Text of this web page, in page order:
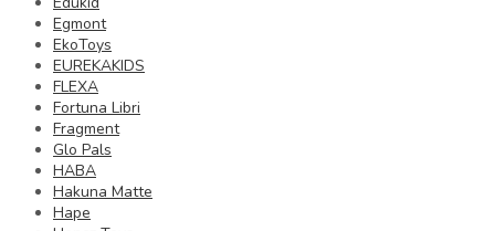
Egmont
EkoToys
EUREKAKIDS
FLEXA
Fortuna Libri
Fragment
Glo Pals
HABA
Hakuna Matte
Hape